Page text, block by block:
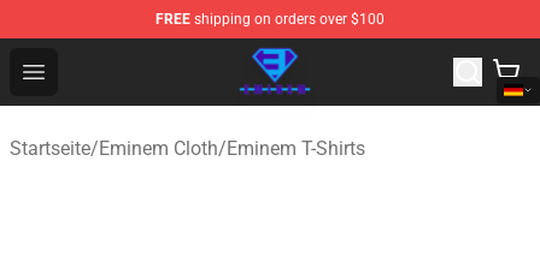
FREE shipping on orders over $100
Open menu
Eminem Store - Official Eminem Merchandise Shop
Startseite/Eminem Cloth/Eminem T-Shirts